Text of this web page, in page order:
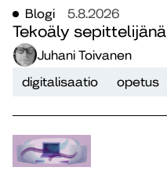
Blogi 5.8.2026
Tekoäly sepittelijänä
Juhani Toivanen
digitalisaatio
opetus